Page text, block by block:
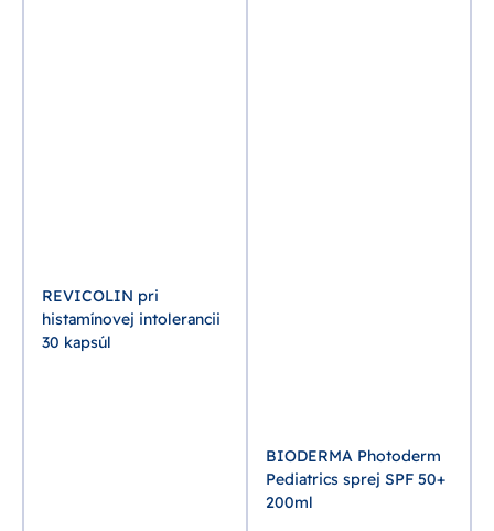
REVICOLIN pri
histamínovej intolerancii
30 kapsúl
BIODERMA Photoderm
Pediatrics sprej SPF 50+
200ml